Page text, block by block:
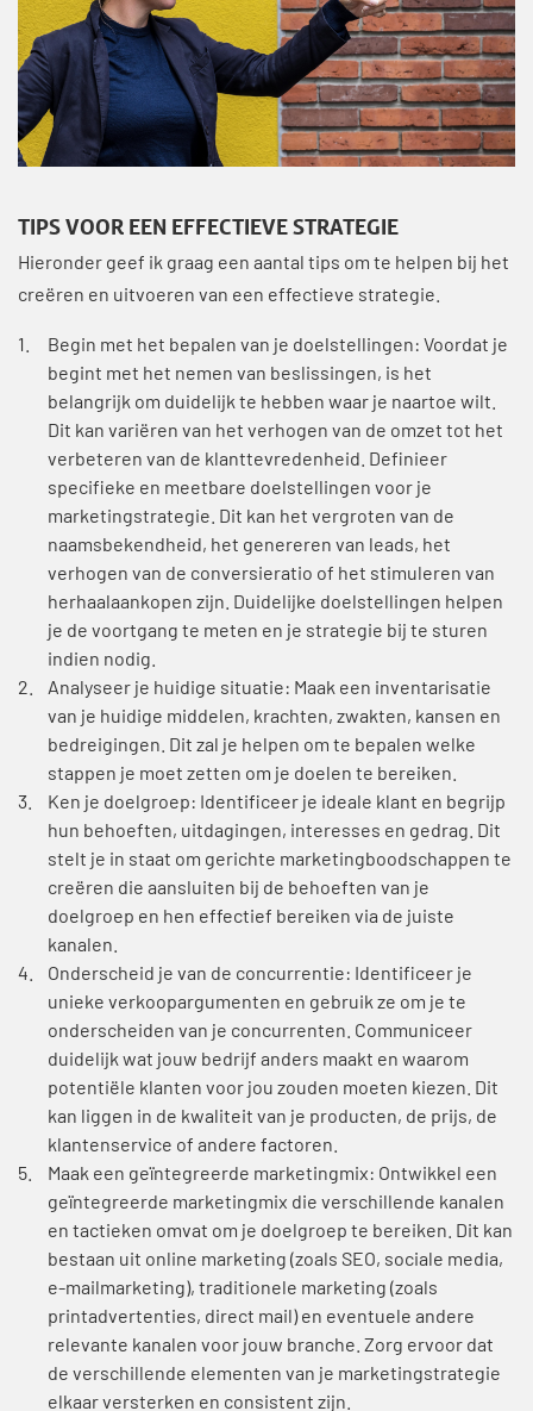
TIPS VOOR EEN EFFECTIEVE STRATEGIE
Hieronder geef ik graag een aantal tips om te helpen bij het
creëren en uitvoeren van een effectieve strategie.
Begin met het bepalen van je doelstellingen: Voordat je
begint met het nemen van beslissingen, is het
belangrijk om duidelijk te hebben waar je naartoe wilt.
Dit kan variëren van het verhogen van de omzet tot het
verbeteren van de klanttevredenheid. Definieer
specifieke en meetbare doelstellingen voor je
marketingstrategie. Dit kan het vergroten van de
naamsbekendheid, het genereren van leads, het
verhogen van de conversieratio of het stimuleren van
herhaalaankopen zijn. Duidelijke doelstellingen helpen
je de voortgang te meten en je strategie bij te sturen
indien nodig.
Analyseer je huidige situatie: Maak een inventarisatie
van je huidige middelen, krachten, zwakten, kansen en
bedreigingen. Dit zal je helpen om te bepalen welke
stappen je moet zetten om je doelen te bereiken.
Ken je doelgroep: Identificeer je ideale klant en begrijp
hun behoeften, uitdagingen, interesses en gedrag. Dit
stelt je in staat om gerichte marketingboodschappen te
creëren die aansluiten bij de behoeften van je
doelgroep en hen effectief bereiken via de juiste
kanalen.
Onderscheid je van de concurrentie: Identificeer je
unieke verkoopargumenten en gebruik ze om je te
onderscheiden van je concurrenten. Communiceer
duidelijk wat jouw bedrijf anders maakt en waarom
potentiële klanten voor jou zouden moeten kiezen. Dit
kan liggen in de kwaliteit van je producten, de prijs, de
klantenservice of andere factoren.
Maak een geïntegreerde marketingmix: Ontwikkel een
geïntegreerde marketingmix die verschillende kanalen
en tactieken omvat om je doelgroep te bereiken. Dit kan
bestaan uit online marketing (zoals SEO, sociale media,
e-mailmarketing), traditionele marketing (zoals
printadvertenties, direct mail) en eventuele andere
relevante kanalen voor jouw branche. Zorg ervoor dat
de verschillende elementen van je marketingstrategie
elkaar versterken en consistent zijn.